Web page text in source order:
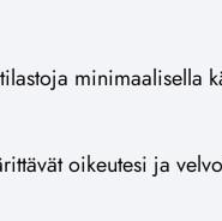
minimaalisella
oikeutesi ja